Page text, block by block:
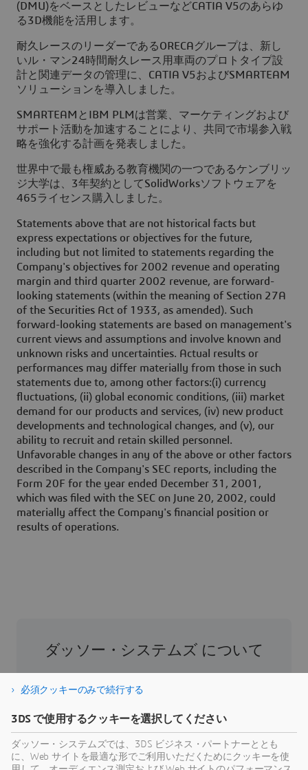
(DMU)をベースとしたレビューなどCATIA V5のあらゆ
る3D機能を活用します。
耐久レースのリーダーであるORECAグループは、新し
いル・マン24時間耐久レース用車両のプロトタイプ設
計と関連データの管理に、CATIA V5およびSMARTEAM
ソリューションを導入しました。
SMARTEAMとIBM PLMは営業、マーケティングおよび
サポート活動を加速することにより、共同で市場参入戦
略を強化する計画を発表しました。
世界中で最も権威ある教育機関の一つであるケンブリッ
ジ大学は、3年契約としてSolidWorksソフトウェアを
465ライセンス購入しました。
Statements above that are not historical facts but
express expectations or objectives for the future,
including but not limited to statements regarding the
Company's objectives for 2002 revenue and operating
margin and third quarter 2002 revenue, are forward-
looking statements (within the meaning of Section 27A
of the Securities Act of 1933, as amended). Such
forward-looking statements are based on management's
current views and assumptions and involve known and
unknown risks and uncertainties. Actual results or
performances may differ materially from those in such
statements due to, among other factors:(i) currency
fluctuations, (ii) global economic conditions, (iii) market
demand for our products and services, (iv) new product
developments and technological changes, and (v), our
ability to recruit and retain skilled personnel.
Unfavorable changes in any of the above or other factors
described in the Company's SEC reports, including the
Form 20F for the year ended December 31, 2001,
which was filed with the SEC on June 20, 2002, could
materially affect the Company's financial position or
results of operations.
ダッソー・システムズ について
る役割を担う企業です。1981年の設立以来、同
社はバーチャル世界を開拓し、消費者、患者、
向へと導いてきました。ダッソー・システムズ
の3DEXPERIENCEプラットフォームでは、AIを搭
必須クッキーのみで続行する
3DS で使用するクッキーを選択してください
ダッソー・システムズでは、3DS ビジネス・パートナーととも
に、Web サイトを最適な形でご利用いただくためにクッキーを使